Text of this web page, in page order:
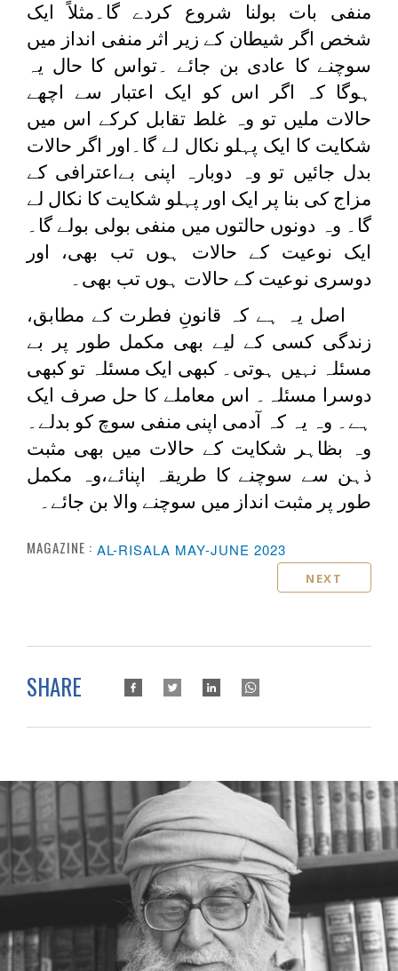
منفی بات بولنا شروع کردے گا۔مثلاً ایک
شخص اگر شیطان کے زیر اثر منفی انداز میں
سوچنے کا عادی بن جائے ۔تواس کا حال یہ
ہوگا کہ اگر اس کو ایک اعتبار سے اچھے
حالات ملیں تو وہ غلط تقابل کرکے اس میں
شکایت کا ایک پہلو نکال لے گا۔اور اگر حالات
بدل جائیں تو وہ دوبارہ اپنی بےاعترافی کے
مزاج کی بنا پر ایک اور پہلو شکایت کا نکال لے
گا۔ وہ دونوں حالتوں میں منفی بولی بولے گا۔
ایک نوعیت کے حالات ہوں تب بھی، اور
دوسری نوعیت کے حالات ہوں تب بھی۔
اصل یہ ہے کہ قانونِ فطرت کے مطابق،
زندگی کسی کے لیے بھی مکمل طور پر بے
مسئلہ نہیں ہوتی۔ کبھی ایک مسئلہ تو کبھی
دوسرا مسئلہ۔ اس معاملے کا حل صرف ایک
ہے۔ وہ یہ کہ آدمی اپنی منفی سوچ کو بدلے۔
وہ بظاہر شکایت کے حالات میں بھی مثبت
ذہن سے سوچنے کا طریقہ اپنائے،وہ مکمل
طور پر مثبت انداز میں سوچنے والا بن جائے۔
MAGAZINE : AL-RISALA MAY-JUNE 2023
NEXT
SHARE